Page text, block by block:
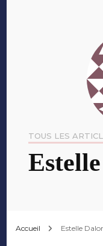
TOUS LES
Accueil Estelle